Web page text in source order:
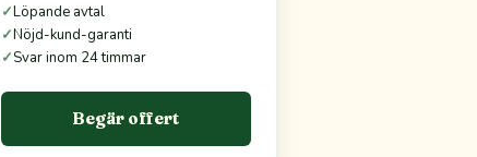
✓Löpande avtal
✓Nöjd-kund-garanti
✓Svar inom 24 timmar
Begär offert